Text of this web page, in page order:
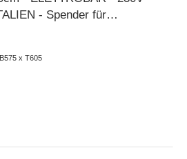
- Spender für
x T605